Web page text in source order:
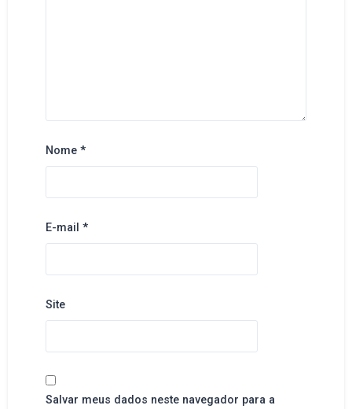
Nome *
E-mail *
Site
Salvar meus dados neste navegador para a